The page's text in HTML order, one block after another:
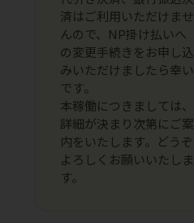
済はご利用いただけませ
んので、NP掛け払いへ
の変更手続きをお申し込
みいただけましたら幸い
です。
本稼働につきましては、
詳細が決まり次第にご案
内をいたします。どうぞ
よろしくお願いいたしま
す。